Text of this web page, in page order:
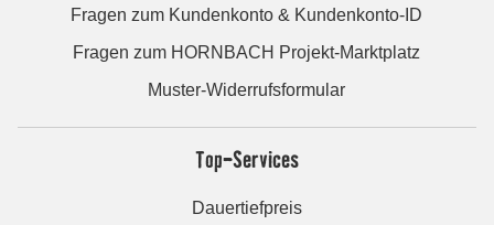
Fragen zum Kundenkonto & Kundenkonto-ID
Fragen zum HORNBACH Projekt-Marktplatz
Muster-Widerrufsformular
Top-Services
Dauertiefpreis